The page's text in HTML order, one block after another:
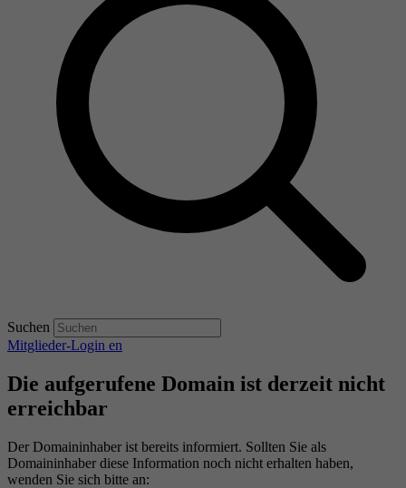
Suchen
Mitglieder-Login en
Die aufgerufene Domain ist derzeit nicht
erreichbar
Der Domaininhaber ist bereits informiert. Sollten Sie als
Domaininhaber diese Information noch nicht erhalten haben,
wenden Sie sich bitte an: